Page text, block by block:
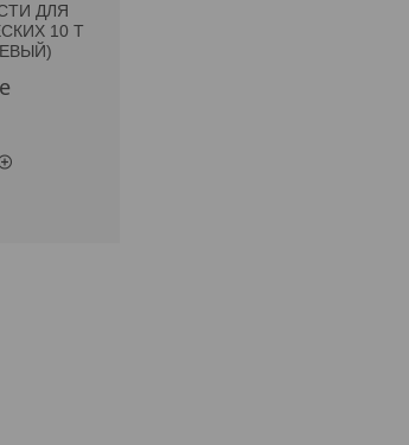
ДЛЯ
10 Т